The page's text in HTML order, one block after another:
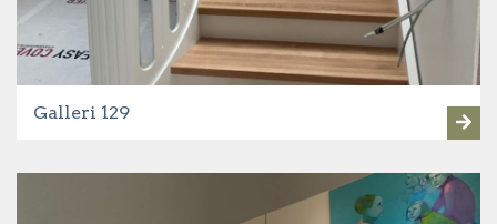
Galleri 129